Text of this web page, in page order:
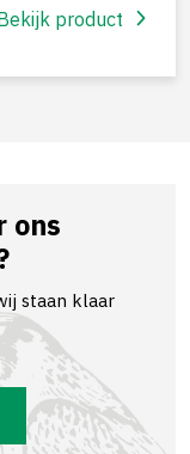
product
ons
staan klaar